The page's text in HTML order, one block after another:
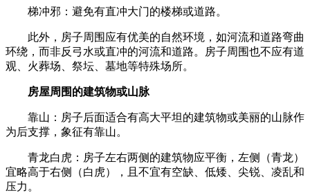
梯冲邪：避免有直冲大门的楼梯或道路。
此外，房子周围应有优美的自然环境，如河流和道路弯曲
环绕，而非反弓水或直冲的河流和道路。房子周围也不应有道
观、火葬场、祭坛、墓地等特殊场所。
房屋周围的建筑物或山脉
靠山：房子后面适合有高大平坦的建筑物或美丽的山脉作
为后支撑，象征有靠山。
青龙白虎：房子左右两侧的建筑物应平衡，左侧（青龙）
宜略高于右侧（白虎），且不宜有空缺、低矮、尖锐、凌乱和
压力。